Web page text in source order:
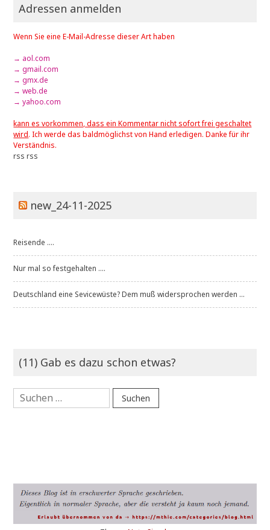
Adressen anmelden
Wenn Sie eine E-Mail-Adresse dieser Art haben
→ aol.com
→ gmail.com
→ gmx.de
→ web.de
→ yahoo.com
kann es vorkommen, dass ein Kommentar nicht sofort frei geschaltet
wird. Ich werde das baldmöglichst von Hand erledigen. Danke für ihr
Verständnis.
rss rss
new_24-11-2025
Reisende ....
Nur mal so festgehalten ....
Deutschland eine Sevicewüste? Dem muß widersprochen werden ...
(11) Gab es dazu schon etwas?
Suchen
nach: